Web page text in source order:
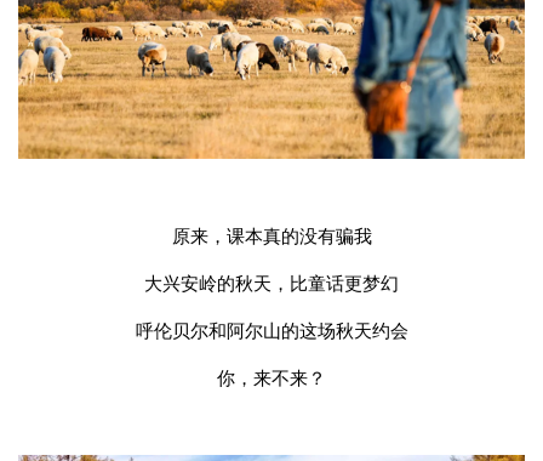
原来，课本真的没有骗我
大兴安岭的秋天，比童话更梦幻
呼伦贝尔和阿尔山的这场秋天约会
你，来不来？